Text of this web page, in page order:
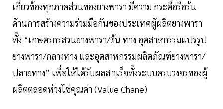
เกี่ยวข้องทุกภาคส่วนของยางพารา มีความ กระตือรือร้น
ด้านการสร้างความร่วมมือกันของประเทศผู้ผลิตยางพารา
ทั้ง “เกษตรกรสวนยางพารา/ต้น ทาง อุตสาหกรรมแปรรูป
ยางพารา/กลางทาง และอุตสาหกรรมผลิตภัณฑ์ยางพารา/
ปลายทาง” เพื่อให้ได้รับผลส าเร็จทั้งระบบครบวงจรของผู้
ผลิตตลอดห่วงโซ่คุณค่า (Value Chane)